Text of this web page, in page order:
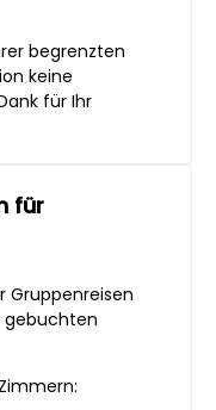
begrenzten
keine
für Ihr
für
Gruppenreisen
gebuchten